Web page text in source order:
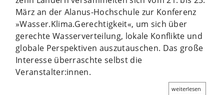
März an der Alanus-Hochschule zur Konferenz
»Wasser.Klima.Gerechtigkeit«, um sich über
gerechte Wasserverteilung, lokale Konflikte und
globale Perspektiven auszutauschen. Das große
Interesse überraschte selbst die
Veranstalter:innen.
weiterlesen